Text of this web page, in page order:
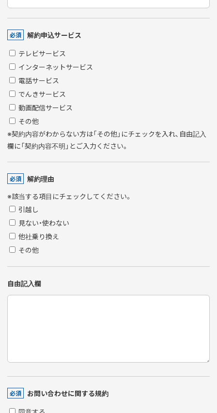
必須
解約申込サービス
テレビサービス
インターネットサービス
電話サービス
でんきサービス
動画配信サービス
その他
※契約内容がわからない方は「その他」にチェックを入れ、自由記入
欄に「契約内容不明」とご入力ください。
必須
解約理由
※該当する項目にチェックしてください。
引越し
見ない・使わない
他社乗り換え
その他
自由記入欄
必須
お問い合わせに関する規約